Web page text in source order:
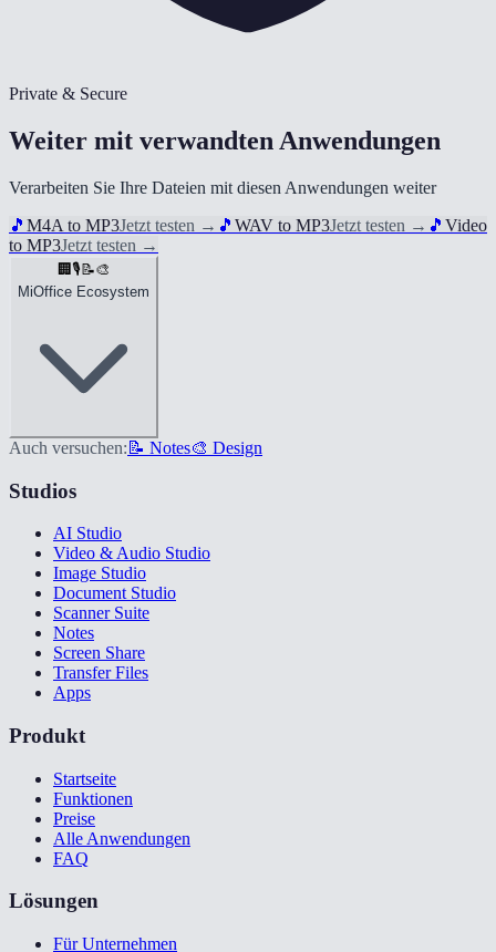
Private & Secure
Weiter mit verwandten Anwendungen
Verarbeiten Sie Ihre Dateien mit diesen Anwendungen weiter
🎵 M4A to MP3Jetzt testen → 🎵 WAV to MP3Jetzt testen → 🎵 Video
to MP3Jetzt testen →
🏢 🎙️ 📝🎨
MiOffice Ecosystem
Auch versuchen: 📝 Notes🎨 Design
Studios
AI Studio
Video & Audio Studio
Image Studio
Document Studio
Scanner Suite
Notes
Screen Share
Transfer Files
Apps
Produkt
Startseite
Funktionen
Preise
Alle Anwendungen
FAQ
Lösungen
Für Unternehmen